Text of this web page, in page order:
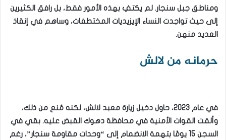
ومناطق جبل سنجار. لم يكتفِ بهذه الأمور فقط، بل رافق الكثيرين
إلى حيث تواجدت النساء الإيزيديات المختطفات، وساهم في إنقاذ
العديد منهن.
حرمانه من لالش
في عام 2023، حاول دخيل زيارة معبد لالش، لكنه مُنع من ذلك،
وألقت القوات الأمنية في محافظة دهوك القبض عليه. بقي في
السجن 15 يومًا بتهمة الانضمام إلى “وحدات مقاومة سنجار”، رغم